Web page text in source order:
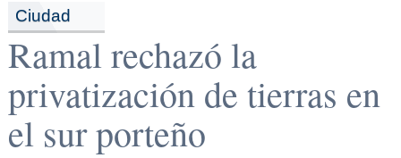
Ciudad
Ramal rechazó la
privatización de tierras en
el sur porteño